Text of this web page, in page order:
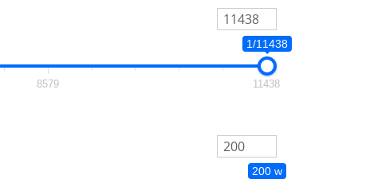
1/11438
8579 11438
200 w